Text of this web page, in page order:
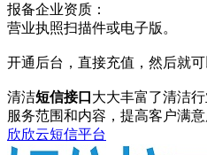
报备企业资质：
营业执照扫描件或电子版。
开通后台，直接充值，然后就可
清洁短信接口 大大丰富了清洁
服务范围和内容，提高客户满
欣欣云短信平台